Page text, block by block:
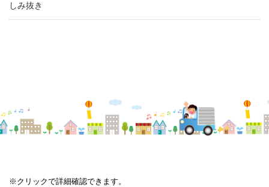
しみ抜き
※クリックで詳細確認できます。